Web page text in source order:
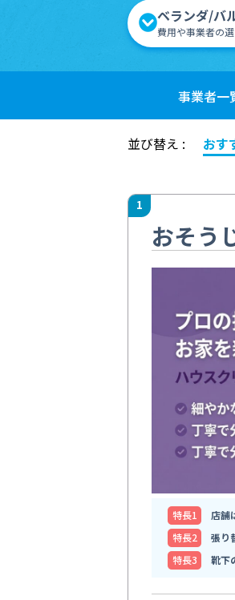
ベランダ/バ
費用や事業者の
事業者一
並び替え : おす
1
おそう
特⻑1
店舗
特⻑2
張り
特⻑3
靴下